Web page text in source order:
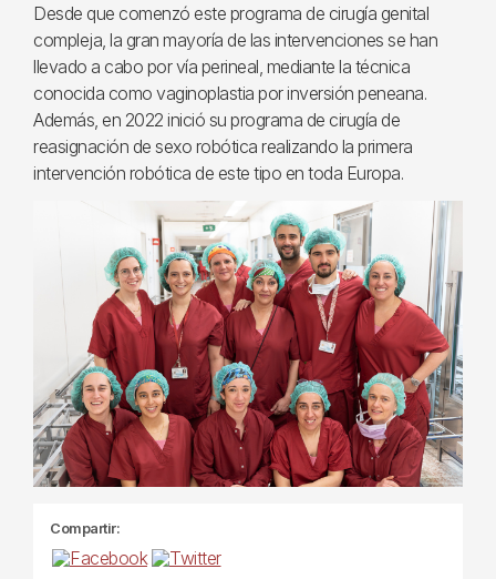
Desde que comenzó este programa de cirugía genital
compleja, la gran mayoría de las intervenciones se han
llevado a cabo por vía perineal, mediante la técnica
conocida como vaginoplastia por inversión peneana.
Además, en 2022 inició su programa de cirugía de
reasignación de sexo robótica realizando la primera
intervención robótica de este tipo en toda Europa.
Compartir: